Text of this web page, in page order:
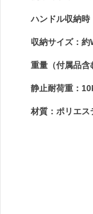
ハンドル収納
収納サイズ：
重量（付属品
静止耐荷重：
材質：ポリエス